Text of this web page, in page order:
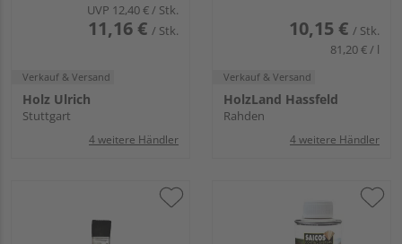
UVP 12,40 €/ Stk.
11,16 € / Stk.
Verkauf & Versand
Holz Ulrich
Stuttgart
4 weitere Händler
10,15 € / Stk.
81,20 € / l
Verkauf & Versand
HolzLand Hassfeld
Rahden
4 weitere Händler